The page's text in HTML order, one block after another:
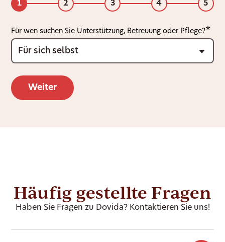
1 2 3 4 5
Für wen suchen Sie Unterstützung, Betreuung oder Pflege?
Häufig gestellte Fragen
Haben Sie Fragen zu Dovida? Kontaktieren Sie uns!